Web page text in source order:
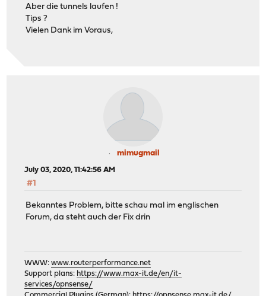
Aber die tunnels laufen !
Tips ?
Vielen Dank im Voraus,
mimugmail
July 03, 2020, 11:42:56 AM
#1
Bekanntes Problem, bitte schau mal im englischen
Forum, da steht auch der Fix drin
WWW:www.routerperformance.net
Support plans: https://www.max-it.de/en/it-
services/opnsense/